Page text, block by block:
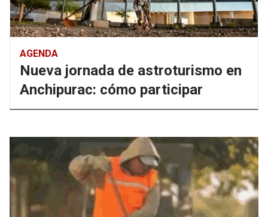
AGENDA
Nueva jornada de astroturismo en
Anchipurac: cómo participar